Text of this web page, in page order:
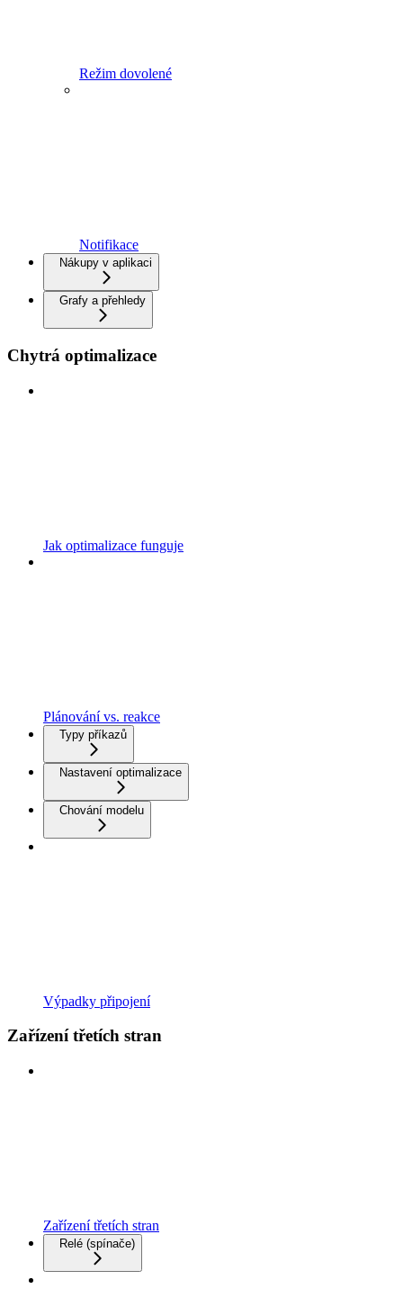
Režim dovolené
Notifikace
Nákupy v aplikaci
Grafy a přehledy
Chytrá optimalizace
Jak optimalizace funguje
Plánování vs. reakce
Typy příkazů
Nastavení optimalizace
Chování modelu
Výpadky připojení
Zařízení třetích stran
Zařízení třetích stran
Relé (spínače)